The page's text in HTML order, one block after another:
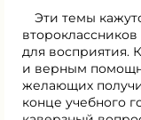
Эти темы
для восприятия.
и верным
желающих
конце учебного